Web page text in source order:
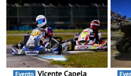
Evento